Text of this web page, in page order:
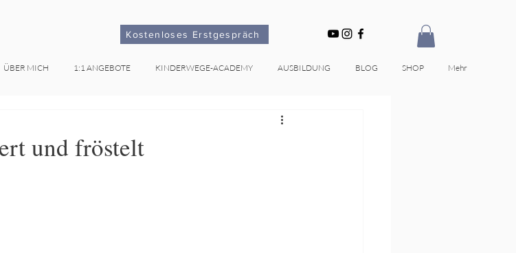
Kostenloses Erstgespräch
ÜBER MICH 1:1 ANGEBOTE KINDERWEGE-ACADEMY AUSBILDUNG BLOG SHOP Mehr
und fröstelt